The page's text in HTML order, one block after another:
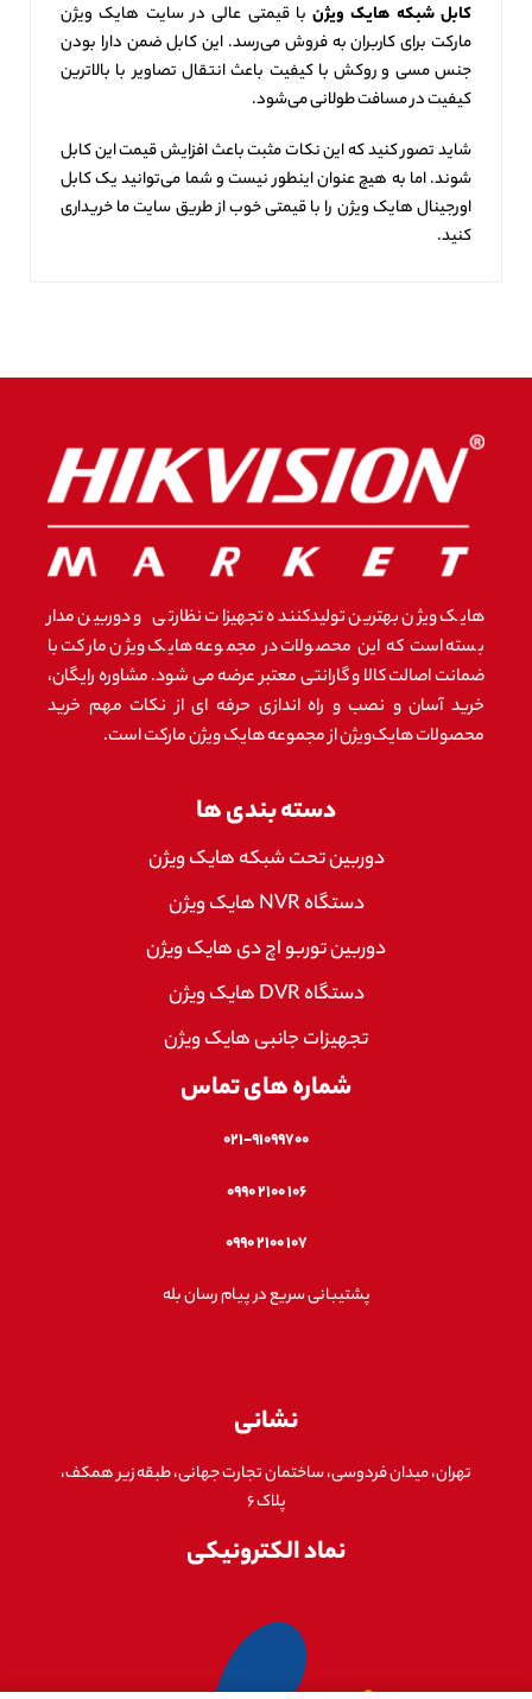
کابل شبکه هایک ویژنبا قیمتی عالی در سایت هایک ویژن
مارکت برای کاربران به فروش می‌رسد. این کابل ضمن دارا بودن
جنس مسی و روکش با کیفیت باعث انتقال تصاویر با بالاترین
کیفیت در مسافت طولانی می‌شود.
شاید تصور کنید که این نکات مثبت باعث افزایش قیمت این کابل
شوند. اما به هیچ عنوان اینطور نیست و شما می‌توانید یک کابل
اورجینال هایک ویژن را با قیمتی خوب از طریق سایت ما خریداری
کنید.
هایک ویژن بهترین تولیدکننده تجهیزات نظارتی و دوربین مدار
بسته است که این محصولات در مجموعه هایک ویژن مارکت با
ضمانت اصالت کالا و گارانتی معتبر عرضه می شود. مشاوره رایگان،
خرید آسان و نصب و راه اندازی حرفه ای از نکات مهم خرید
محصولات هایک‌ویژن از مجموعه هایک ویژن مارکت است.
دسته بندی ها
دوربین تحت شبکه هایک ویژن
دستگاه NVR هایک ویژن
دوربین توربو اچ دی هایک ویژن
دستگاه DVR هایک ویژن
تجهیزات جانبی هایک ویژن
شماره های تماس
۰۲۱-۹۱۰۹۹۷۰۰
۱۰۶ ۲۱۰۰ ۰۹۹۰
۱۰۷ ۲۱۰۰ ۰۹۹۰
پشتیبانی سریع در پیام رسان بله
نشانی
تهران، میدان فردوسی، ساختمان تجارت جهانی، طبقه زیر همکف،
پلاک ۶
نماد الکترونیکی